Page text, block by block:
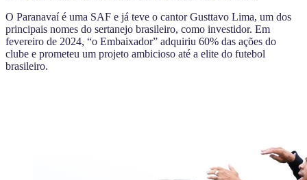
O Paranavaí é uma SAF e já teve o cantor Gusttavo Lima, um dos
principais nomes do sertanejo brasileiro, como investidor. Em
fevereiro de 2024, “o Embaixador” adquiriu 60% das ações do
clube e prometeu um projeto ambicioso até a elite do futebol
brasileiro.